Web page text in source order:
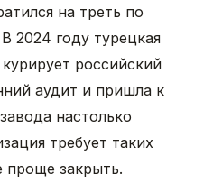
на треть по
2024 году турецкая
российский
аудит и пришла к
настолько
требует таких
проще закрыть.